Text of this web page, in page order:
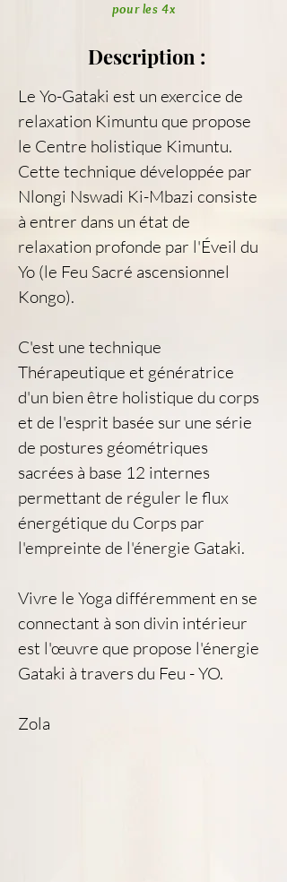
pour les 4x
Description :
Le Yo-Gataki est un exercice de
relaxation Kimuntu que propose
le Centre holistique Kimuntu.
Cette technique développée par
Nlongi Nswadi Ki-Mbazi consiste
à entrer dans un état de
relaxation profonde par l'Éveil du
Yo (le Feu Sacré ascensionnel
Kongo).
C'est une technique
Thérapeutique et génératrice
d'un bien être holistique du corps
et de l'esprit basée sur une série
de postures géométriques
sacrées à base 12 internes
permettant de réguler le flux
énergétique du Corps par
l'empreinte de l'énergie Gataki.
Vivre le Yoga différemment en se
connectant à son divin intérieur
est l'œuvre que propose l'énergie
Gataki à travers du Feu - YO.
Zola